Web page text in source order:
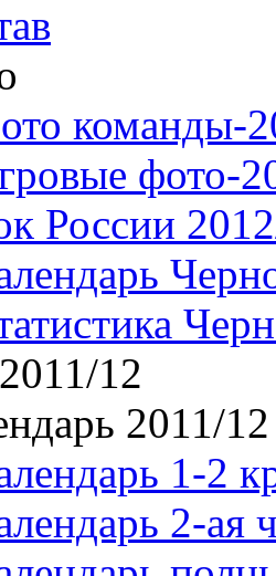
команды-
фото-
России
12
2011/12
1-2
2-ая